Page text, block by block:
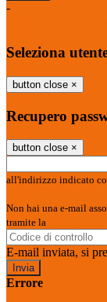
-
Seleziona
button close ×
Recupero
button close ×
all'indirizzo indicato
Non hai una e-mail
tramite la
E-mail inviata, si
Errore